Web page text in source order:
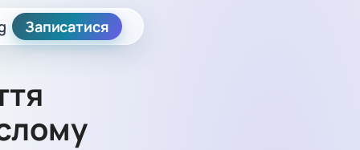
Записатися